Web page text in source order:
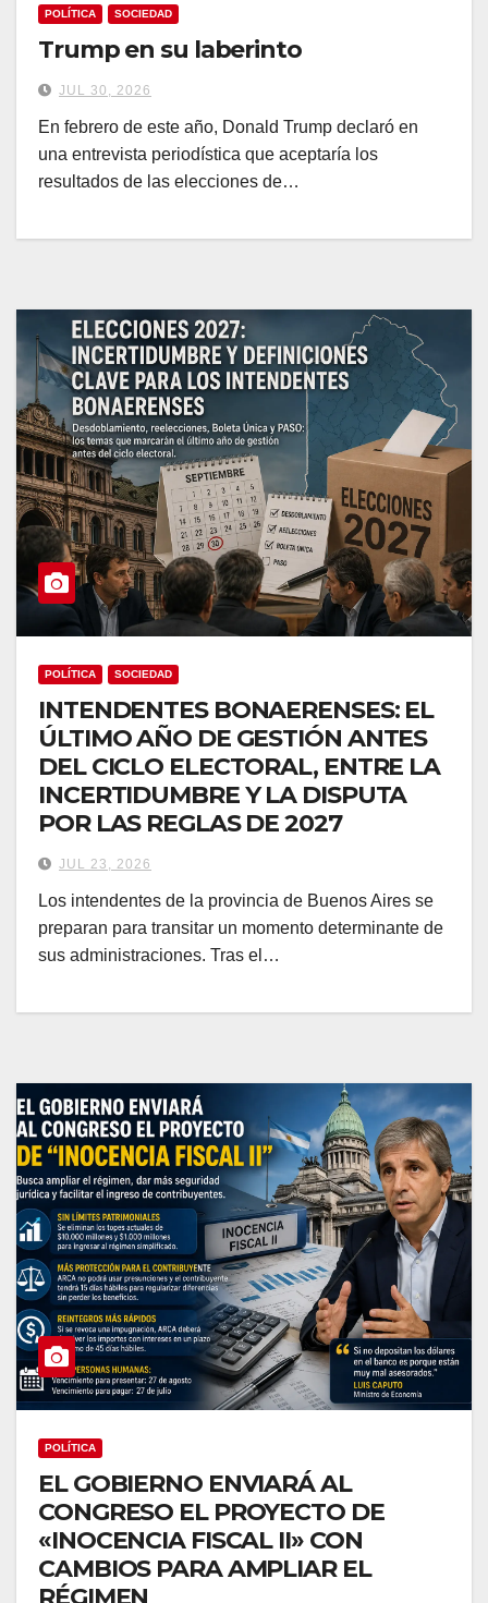
POLÍTICA SOCIEDAD
Trump en su laberinto
JUL 30, 2026
En febrero de este año, Donald Trump declaró en
una entrevista periodística que aceptaría los
resultados de las elecciones de…
POLÍTICA SOCIEDAD
INTENDENTES BONAERENSES: EL
ÚLTIMO AÑO DE GESTIÓN ANTES
DEL CICLO ELECTORAL, ENTRE LA
INCERTIDUMBRE Y LA DISPUTA
POR LAS REGLAS DE 2027
JUL 23, 2026
Los intendentes de la provincia de Buenos Aires se
preparan para transitar un momento determinante de
sus administraciones. Tras el…
POLÍTICA
EL GOBIERNO ENVIARÁ AL
CONGRESO EL PROYECTO DE
«INOCENCIA FISCAL II» CON
CAMBIOS PARA AMPLIAR EL